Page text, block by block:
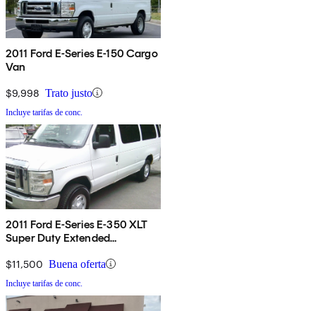
2011 Ford E-Series E-150 Cargo
Van
$9,998 Trato justo
Incluye tarifas de conc.
2011 Ford E-Series E-350 XLT
Super Duty Extended
$11,500 Buena oferta
Incluye tarifas de conc.